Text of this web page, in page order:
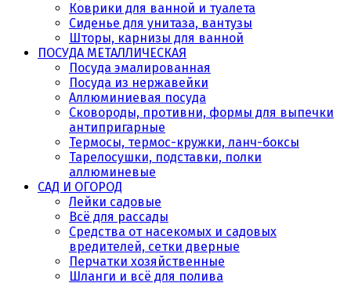
Коврики для ванной и туалета
Сиденье для унитаза, вантузы
Шторы, карнизы для ванной
ПОСУДА МЕТАЛЛИЧЕСКАЯ
Посуда эмалированная
Посуда из нержавейки
Аллюминиевая посуда
Сковороды, противни, формы для выпечки
антипригарные
Термосы, термос-кружки, ланч-боксы
Тарелосушки, подставки, полки
аллюминевые
САД И ОГОРОД
Лейки садовые
Всё для рассады
Средства от насекомых и садовых
вредителей, сетки дверные
Перчатки хозяйственные
Шланги и всё для полива